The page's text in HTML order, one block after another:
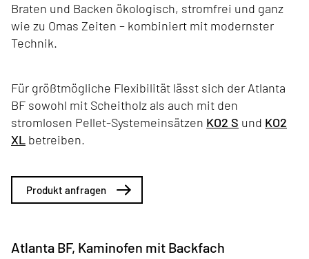
Braten und Backen ökologisch, stromfrei und ganz
wie zu Omas Zeiten – kombiniert mit modernster
Technik.
Für größtmögliche Flexibilität lässt sich der Atlanta
BF sowohl mit Scheitholz als auch mit den
stromlosen Pellet-Systemeinsätzen KO2 S und KO2
XL betreiben.
Produkt anfragen
Atlanta BF, Kaminofen mit Backfach